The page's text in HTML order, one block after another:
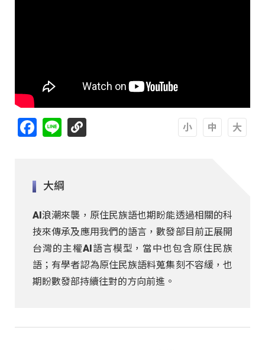
Facebook
Line
大綱
AI浪潮來襲，原住民族語也期盼能透過相關的科
技來傳承及應用我們的語言，數發部目前正展開
台灣的主權AI語言模型，當中也包含原住民族
語；有學者認為原住民族語料蒐集刻不容緩，也
期盼數發部持續往對的方向前進。